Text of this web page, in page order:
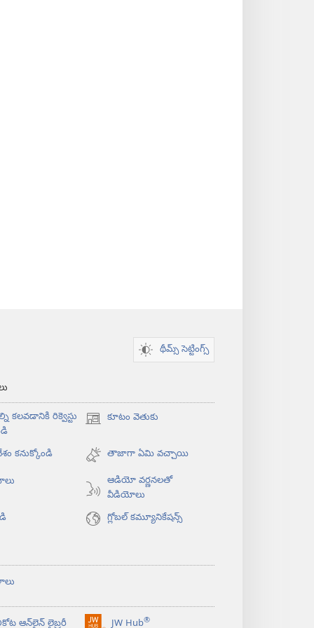
థీమ్స్ సెట్టింగ్స్
కలవడానికి రిక్వెస్టు
కూటం వెతుకు
(కొత్త
ఓపెన్‌
కనుక్కోండి తాజాగా ఏమి వచ్చాయి
ఆడియో వర్ణనలతో
వీడియోలు
గ్లోబల్‌ కమ్యూనికేషన్స్‌
ఆన్‌లైన్‌ లైబ్రరీ JW Hub®